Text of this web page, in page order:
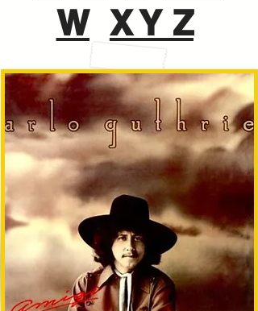
W X Y Z